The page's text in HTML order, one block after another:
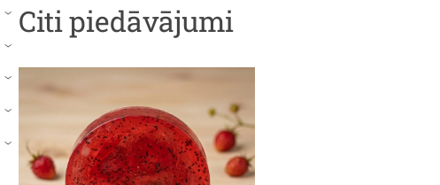
›
›
›
›
›
Citi piedāvājumi